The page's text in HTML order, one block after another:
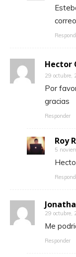
Hector
29 octubre,
Por
gracias
Responder
Roy
5
29 octubre,
Me
Responder